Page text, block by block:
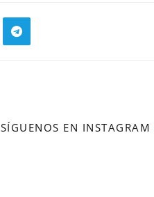
SÍGUENOS EN INSTAGRAM